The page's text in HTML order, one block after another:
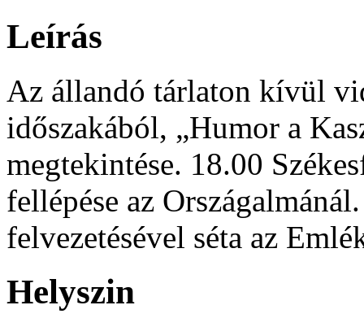
Leírás
Az állandó tárlaton kívül
időszakából, „Humor a
megtekintése. 18.00
fellépése az
felvezetésével séta az
Helyszin